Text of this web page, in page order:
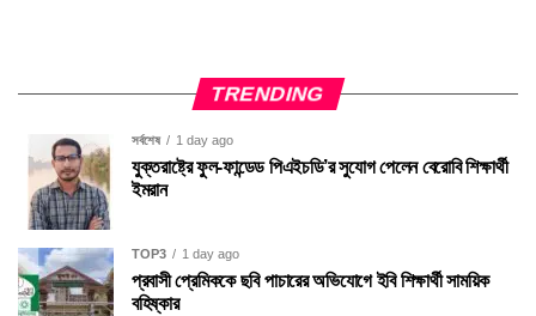
TRENDING
সর্বশেষ 1 day ago
যুক্তরাষ্ট্রে ফুল-ফান্ডেড পিএইচডি’র সুযোগ পেলেন বেরোবি শিক্ষার্থী
ইমরান
TOP3 1 day ago
প্রবাসী প্রেমিককে ছবি পাচারের অভিযোগে ইবি শিক্ষার্থী সাময়িক
বহিষ্কার